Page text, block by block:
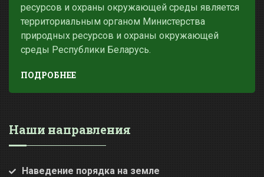
ресурсов и охраны окружающей среды является
территориальным органом Министерства
природных ресурсов и охраны окружающей
среды Республики Беларусь.
ПОДРОБНЕЕ
Наши направления
Наведение порядка на земле